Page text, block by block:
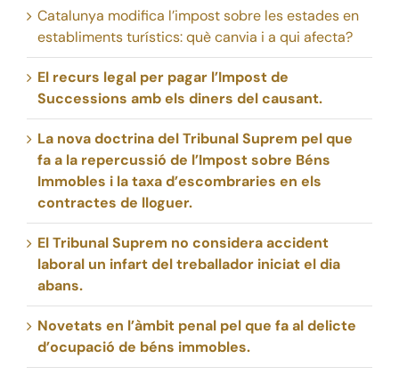
Catalunya modifica l’impost sobre les estades en
establiments turístics: què canvia i a qui afecta?
El recurs legal per pagar l’Impost de
Successions amb els diners del causant.
La nova doctrina del Tribunal Suprem pel que
fa a la repercussió de l’Impost sobre Béns
Immobles i la taxa d’escombraries en els
contractes de lloguer.
El Tribunal Suprem no considera accident
laboral un infart del treballador iniciat el dia
abans.
Novetats en l’àmbit penal pel que fa al delicte
d’ocupació de béns immobles.